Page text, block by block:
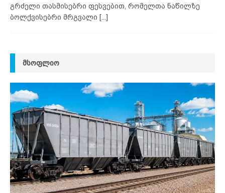
გრძელი თასმისებრი ფესვებით, რომელთა ნაწილზე
ბოლქვისებრი მრგვალი [...]
ᲛᲡᲝᲤᲚᲘᲝ